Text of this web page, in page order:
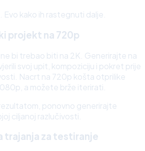
kako ih rastegnuti dalje.
projekt na 720p
bi trebao biti na 2K. Generirajte na
svoj upit, kompoziciju i pokret prije
Nacrt na 720p košta otprilike
a možete brže iterirati.
ponovno generirajte
ciljanoj razlučivosti.
trajanja za testiranje